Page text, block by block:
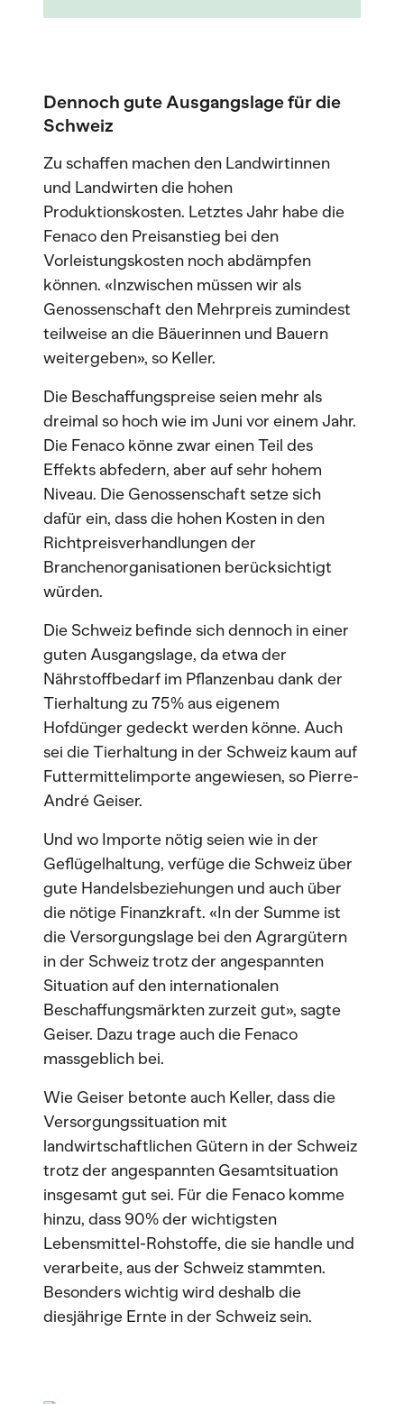
Dennoch gute Ausgangslage für die
Schweiz
Zu schaffen machen den Landwirtinnen
und Landwirten die hohen
Produktionskosten. Letztes Jahr habe die
Fenaco den Preisanstieg bei den
Vorleistungskosten noch abdämpfen
können. «Inzwischen müssen wir als
Genossenschaft den Mehrpreis zumindest
teilweise an die Bäuerinnen und Bauern
weitergeben», so Keller.
Die Beschaffungspreise seien mehr als
dreimal so hoch wie im Juni vor einem Jahr.
Die Fenaco könne zwar einen Teil des
Effekts abfedern, aber auf sehr hohem
Niveau. Die Genossenschaft setze sich
dafür ein, dass die hohen Kosten in den
Richtpreisverhandlungen der
Branchenorganisationen berücksichtigt
würden.
Die Schweiz befinde sich dennoch in einer
guten Ausgangslage, da etwa der
Nährstoffbedarf im Pflanzenbau dank der
Tierhaltung zu 75% aus eigenem
Hofdünger gedeckt werden könne. Auch
sei die Tierhaltung in der Schweiz kaum auf
Futtermittelimporte angewiesen, so Pierre-
André Geiser.
Und wo Importe nötig seien wie in der
Geflügelhaltung, verfüge die Schweiz über
gute Handelsbeziehungen und auch über
die nötige Finanzkraft. «In der Summe ist
die Versorgungslage bei den Agrargütern
in der Schweiz trotz der angespannten
Situation auf den internationalen
Beschaffungsmärkten zurzeit gut», sagte
Geiser. Dazu trage auch die Fenaco
massgeblich bei.
Wie Geiser betonte auch Keller, dass die
Versorgungssituation mit
landwirtschaftlichen Gütern in der Schweiz
trotz der angespannten Gesamtsituation
insgesamt gut sei. Für die Fenaco komme
hinzu, dass 90% der wichtigsten
Lebensmittel-Rohstoffe, die sie handle und
verarbeite, aus der Schweiz stammten.
Besonders wichtig wird deshalb die
diesjährige Ernte in der Schweiz sein.